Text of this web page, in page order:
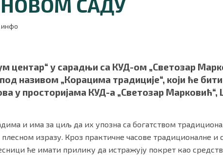
НОВОМ САДУ
инфо
центар“ у сарадњи са КУД-ом „Светозар
називом „Корацима традиције“, који ће
у просторијама КУД-а „Светозар
и има за циљ да их упозна са богатством
изразу. Кроз практичне часове традиционалне и
ће имати прилику да истражују покрет као
|О нама